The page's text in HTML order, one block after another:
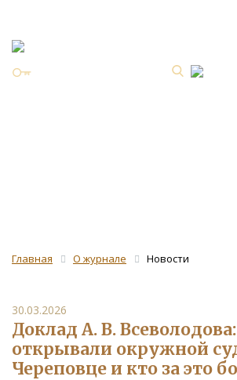
Главная О журнале Новости
30.03.2026
Доклад А. В.
открывали окружной
Череповце и кто за это